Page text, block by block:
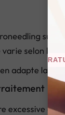
suit
selon
adapte la
excessive et
GRATUITE!